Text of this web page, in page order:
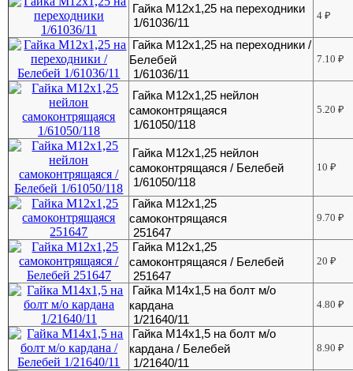
Гайка М12х1,25 на переходники
1/61036/11
4₽
Гайка М12х1,25 на переходники /
Белебей
1/61036/11
7.10₽
Гайка М12х1,25 нейлон
самоконтрящаяся
1/61050/118
5.20₽
Гайка М12х1,25 нейлон
самоконтрящаяся / Белебей
1/61050/118
10₽
Гайка М12х1,25
самоконтрящаяся
251647
9.70₽
Гайка М12х1,25
самоконтрящаяся / Белебей
251647
20₽
Гайка М14х1,5 на болт м/о
кардана
1/21640/11
4.80₽
Гайка М14х1,5 на болт м/о
кардана / Белебей
1/21640/11
8.90₽